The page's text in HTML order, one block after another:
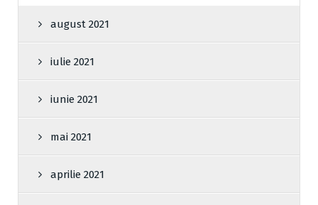
august 2021
iulie 2021
iunie 2021
mai 2021
aprilie 2021